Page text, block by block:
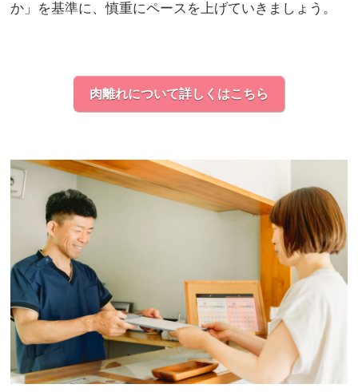
か」を基準に、慎重にペースを上げていきましょう。
肉離れについて詳しくはこちら